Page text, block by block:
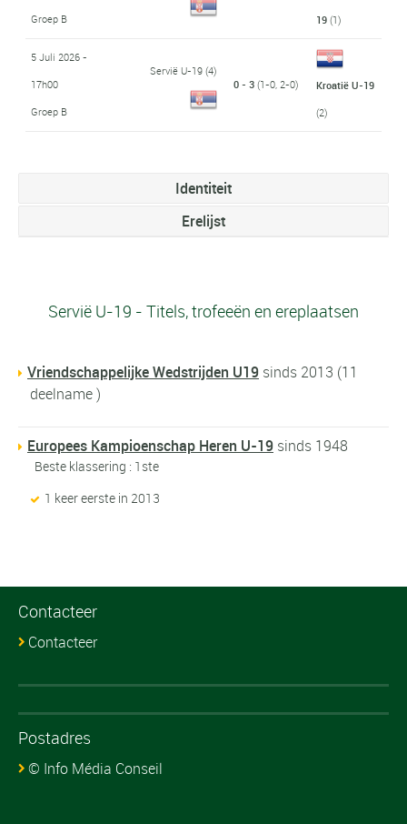
Groep B
19(1)
5 Juli 2026 -
17h00
Groep B
Servië U-19(4)
0 - 3 (1-0, 2-0)
Kroatië U-19
(2)
Identiteit
Erelijst
Servië U-19 - Titels, trofeeën en ereplaatsen
Vriendschappelijke Wedstrijden U19 sinds 2013 (11
deelname )
Europees Kampioenschap Heren U-19 sinds 1948
Beste klassering : 1ste
1 keer eerste in 2013
Contacteer
Contacteer
Postadres
© Info Média Conseil